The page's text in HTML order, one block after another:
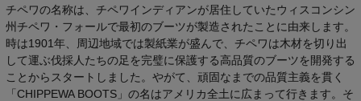
チペワの名称は、チペワインディアンが居住していたウィスコンシン
州チペワ・フォールで最初のブーツが製造されたことに由来します。
時は1901年、周辺地域では製紙業が盛んで、チペワは木材を切り出
して運ぶ伐採人たちの足を完璧に保護する高品質のブーツを開発する
ことからスタートしました。やがて、頑固なまでの品質主義を貫く
「CHIPPEWA BOOTS」の名はアメリカ全土に広まって行きます。そ